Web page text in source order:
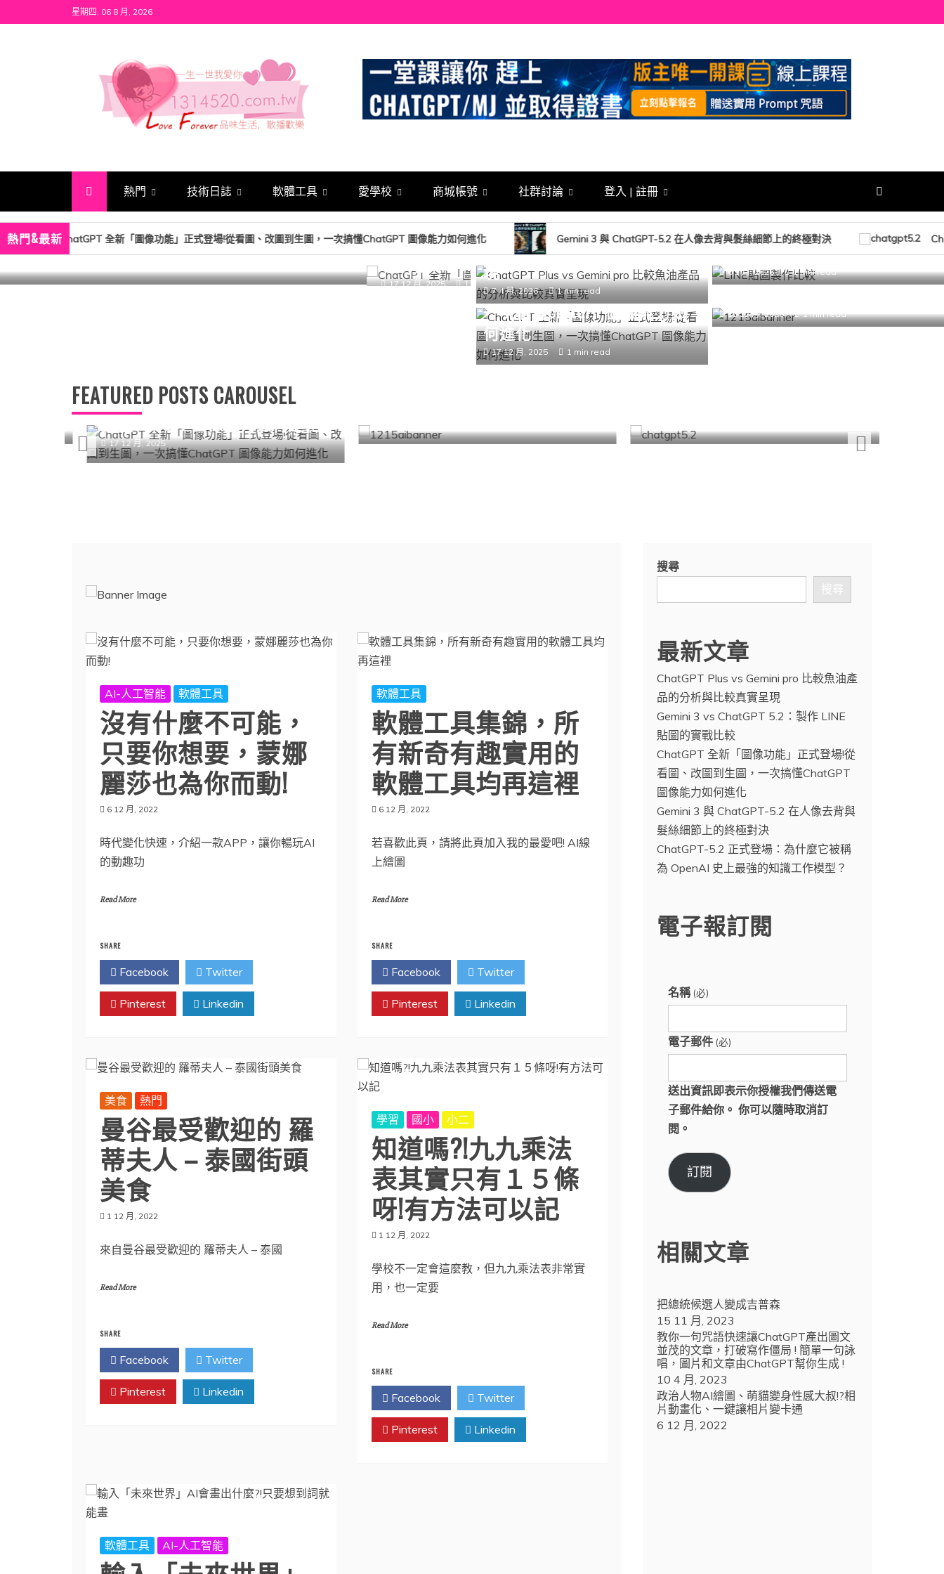
to
星期四, 06 8 月, 2026
1314520
熱門 技術日誌 軟體工具 愛學校 商城帳號 社群討論 登入 | 註冊
熱門&最新
全新「圖像功能」正式登場!從看圖、改圖到生圖，一次搞懂ChatGPT 圖像能力如何進化 Gemini 3 與 ChatGPT-5.2 在人像去背與髮絲細節上的終極對決 ChatGPT-5.2 正
AI-人工智能 熱門
ChatGPT 全新「圖像功能」正式登場!從看圖、改圖到生圖，一
17 12 月, 2025 1 min read
熱門 AI-人工智能
Gemini 3 與 ChatGPT-5.2 在人像去背與髮絲細節上的終極對決
ChatGPT Plus vs Gemini pro 比較
魚油產品的分析與比較真實呈
現
7 4 月, 2026 1 min read
熱門 AI-人工智能 即時快訊 軟體工具
Gemini 3 vs ChatGPT 5.2：製作
LINE 貼圖的實戰比較
6 1 月, 2026 1 min read
AI-人工智能 熱門
ChatGPT 全新「圖像功能」正
式登場!從看圖、改圖到生圖，
一次搞懂ChatGPT 圖像能力如
何進化
17 12 月, 2025 1 min read
Gemini 3 與 ChatGPT-5.2 在人像
15 12 月, 2025 1 min read
FEATURED POSTS CAROUSEL
ChatGPT 全新「圖像功能」正式
登場!從看圖、改圖到生圖，一次
搞懂ChatGPT 圖像能力如何進化
17 12 月, 2025
15 12 月, 2025
AI-人工智能
ChatGPT-5.2 正式登場：為什麼它
12 12 月, 2025
AI-人工
AI-人工智能 軟體工具
沒有什麼不可能，
只要你想要，蒙娜
麗莎也為你而動!
6 12 月, 2022
時代變化快速，介紹一款APP，讓你暢玩AI
的動趣功
Read More
SHARE
Facebook Twitter
Pinterest Linkedin
軟體工具
軟體工具集錦，所
有新奇有趣實用的
軟體工具均再這裡
6 12 月, 2022
若喜歡此頁，請將此頁加入我的最愛吧! AI線
上繪圖
Read More
SHARE
Facebook Twitter
Pinterest Linkedin
美食 熱門
曼谷最受歡迎的 羅
蒂夫人 – 泰國街頭
美食
1 12 月, 2022
來自曼谷最受歡迎的 羅蒂夫人 – 泰國
Read More
SHARE
Facebook Twitter
Pinterest Linkedin
學習 國小 小二
知道嗎?!九九乘法
表其實只有１５條
呀!有方法可以記
1 12 月, 2022
學校不一定會這麼教，但九九乘法表非常實
用，也一定要
Read More
SHARE
Facebook Twitter
Pinterest Linkedin
軟體工具 AI-人工智能
搜尋
搜尋
最新文章
ChatGPT Plus vs Gemini pro 比較魚油產
品的分析與比較真實呈現
Gemini 3 vs ChatGPT 5.2：製作 LINE
貼圖的實戰比較
ChatGPT 全新「圖像功能」正式登場!從
看圖、改圖到生圖，一次搞懂ChatGPT
圖像能力如何進化
Gemini 3 與 ChatGPT-5.2 在人像去背與
髮絲細節上的終極對決
ChatGPT-5.2 正式登場：為什麼它被稱
為 OpenAI 史上最強的知識工作模型？
電子報訂閱
名稱 (必)
電子郵件 (必)
送出資訊即表示你授權我們傳送電
子郵件給你。 你可以隨時取消訂
閱。
訂閱
相關文章
把總統候選人變成吉普森
15 11 月, 2023
教你一句咒語快速讓ChatGPT產出圖文
並茂的文章，打破寫作僵局 ! 簡單一句詠
唱，圖片和文章由ChatGPT幫你生成 !
10 4 月, 2023
政治人物AI繪圖、萌貓變身性感大叔!?相
片動畫化、一鍵讓相片變卡通
6 12 月, 2022